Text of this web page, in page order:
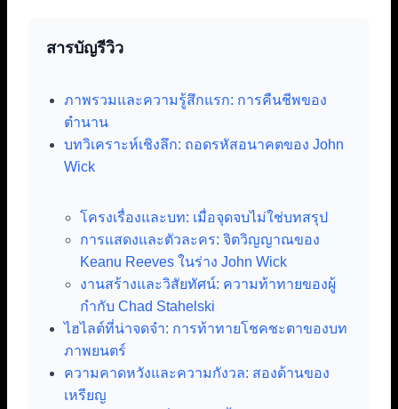
สารบัญรีวิว
ภาพรวมและความรู้สึกแรก: การคืนชีพของ
ตำนาน
บทวิเคราะห์เชิงลึก: ถอดรหัสอนาคตของ John
Wick
โครงเรื่องและบท: เมื่อจุดจบไม่ใช่บทสรุป
การแสดงและตัวละคร: จิตวิญญาณของ
Keanu Reeves ในร่าง John Wick
งานสร้างและวิสัยทัศน์: ความท้าทายของผู้
กำกับ Chad Stahelski
ไฮไลต์ที่น่าจดจำ: การท้าทายโชคชะตาของบท
ภาพยนตร์
ความคาดหวังและความกังวล: สองด้านของ
เหรียญ